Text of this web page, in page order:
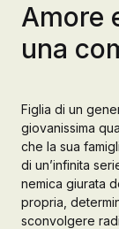
Case editrici
L’Edicola &
Galleria d’Arte
Contattaci
Amore
una
Figlia di un
giovanissima
che la sua
di un’infinita
nemica giurata
propria,
sconvolgere